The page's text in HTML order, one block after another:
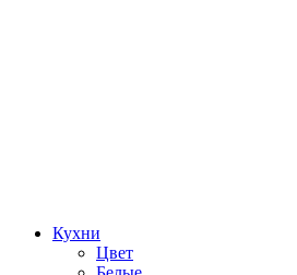
Кухни
Цвет